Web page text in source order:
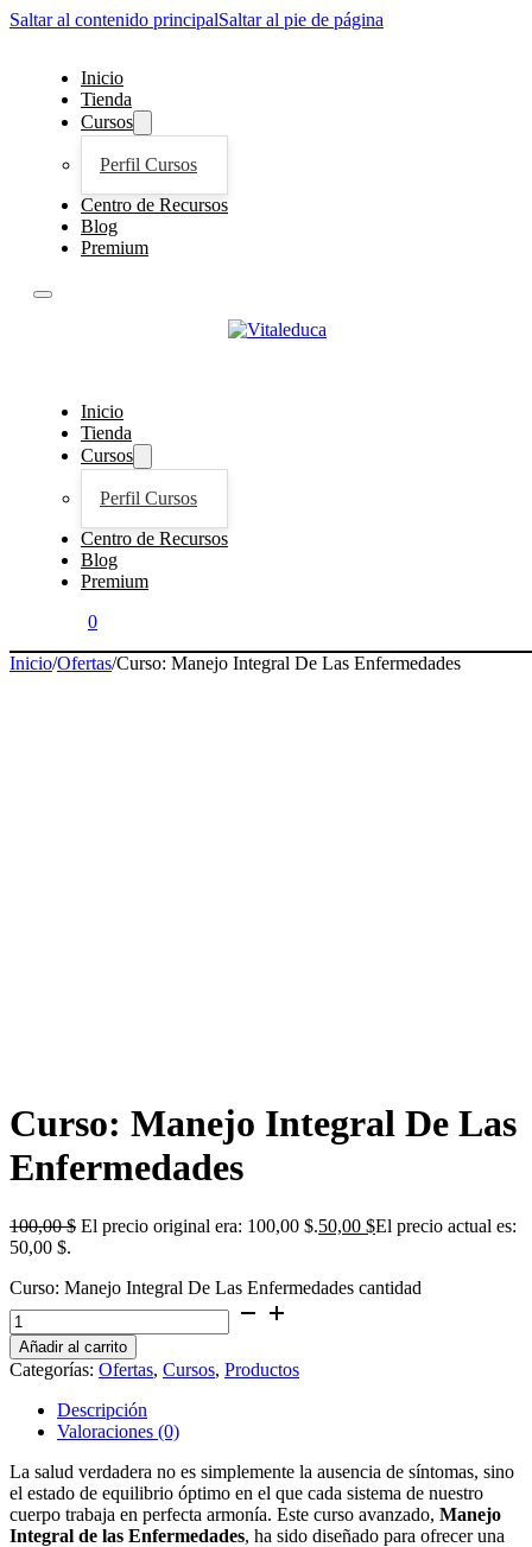
Saltar al contenido principalSaltar al pie de página
Inicio
Tienda
Cursos
Perfil Cursos
Centro de Recursos
Blog
Premium
Inicio
Tienda
Cursos
Perfil Cursos
Centro de Recursos
Blog
Premium
0
Inicio/Ofertas/Curso: Manejo Integral De Las Enfermedades
Curso: Manejo Integral De Las
Enfermedades
100,00$ El precio original era: 100,00 $.50,00 $El precio actual es:
50,00 $.
Curso: Manejo Integral De Las Enfermedades cantidad
Añadir al carrito
Categorías: Ofertas, Cursos, Productos
Descripción
Valoraciones (0)
La salud verdadera no es simplemente la ausencia de síntomas, sino
el estado de equilibrio óptimo en el que cada sistema de nuestro
cuerpo trabaja en perfecta armonía. Este curso avanzado, Manejo
Integral de las Enfermedades, ha sido diseñado para ofrecer una